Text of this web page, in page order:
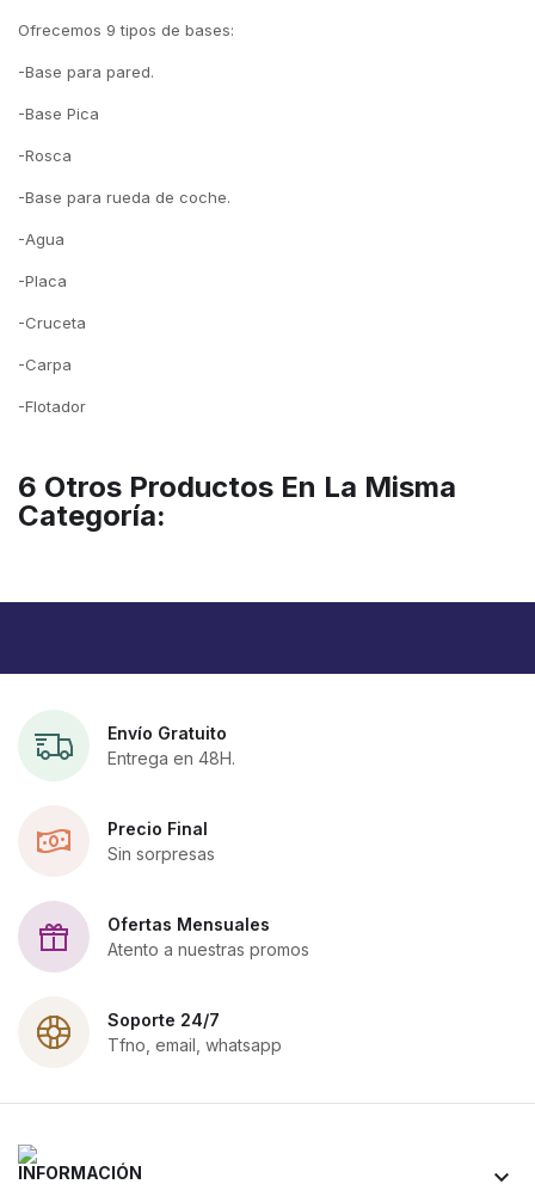
Ofrecemos 9 tipos de bases:
-Base para pared.
-Base Pica
-Rosca
-Base para rueda de coche.
-Agua
-Placa
-Cruceta
-Carpa
-Flotador
6 Otros Productos En La Misma
Categoría:
Envío Gratuito
Entrega en 48H.
Precio Final
Sin sorpresas
Ofertas Mensuales
Atento a nuestras promos
Soporte 24/7
Tfno, email, whatsapp
INFORMACIÓN keyboard_arrow_down